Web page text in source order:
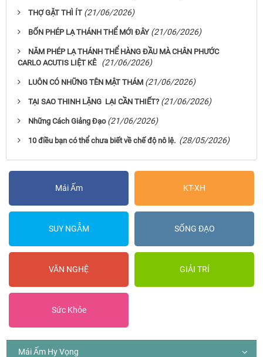
THỢ GẶT THÌ ÍT (21/06/2026)
BỐN PHÉP LẠ THÁNH THỂ MỚI ĐÂY (21/06/2026)
NĂM PHÉP LẠ THÁNH THỂ HÀNG ĐẦU MÀ CHÂN PHƯỚC
CARLO ACUTIS LIỆT KÊ (21/06/2026)
LUÔN CÓ NHỮNG TÊN MẬT THÁM (21/06/2026)
TẠI SAO THINH LẶNG LẠI CẦN THIẾT? (21/06/2026)
Những Cách Giảng Đạo (21/06/2026)
10 điều bạn có thể chưa biết về chế độ nô lệ. (28/05/2026)
Mái Ấm KT-XH
SUY NGẪM SỐNG ĐẠO
VĂN NGHỆ GIẢI TRÍ
Sức Khỏe
Mái Ấm Hy Vọng